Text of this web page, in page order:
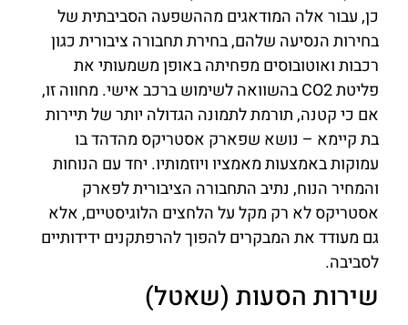
כן, עבור אלה המודאגים מההשפעה הסביבתית של
בחירות הנסיעה שלהם, בחירת תחבורה ציבורית כגון
רכבות ואוטובוסים מפחיתה באופן משמעותי את
פליטת CO2 בהשוואה לשימוש ברכב אישי. מחווה זו,
אם כי קטנה, תורמת לתמונה הגדולה יותר של תיירות
בת קיימא – נושא שפארק אסטריקס מהדהד בו
עמוקות באמצעות מאמציו ויוזמותיו. יחד עם הנוחות
והמחיר הנוח, נתיב התחבורה הציבורית לפארק
אסטריקס לא רק מקל על הלחצים הלוגיסטיים, אלא
גם מעודד את המבקרים להפוך להרפתקנים ידידותיים
לסביבה.
שירות הסעות (שאטל)